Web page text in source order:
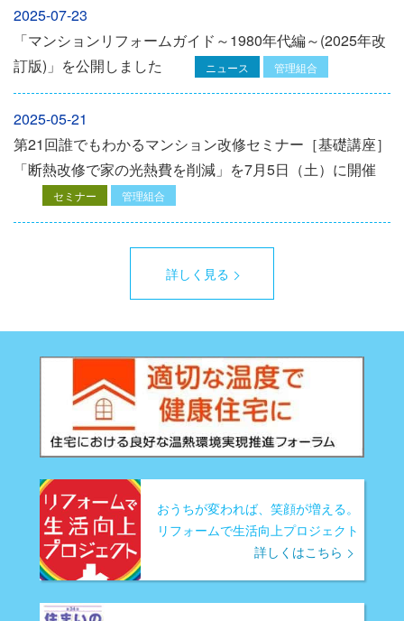
2025-07-23
「マンションリフォームガイド～1980年代編～(2025年改
訂版)」を公開しました
ニュース 管理組合
2025-05-21
第21回誰でもわかるマンション改修セミナー［基礎講座］
「断熱改修で家の光熱費を削減」を7月5日（土）に開催
セミナー 管理組合
詳しく見る
おうちが変われば、笑顔が増える。
リフォームで生活向上プロジェクト
詳しくはこちら